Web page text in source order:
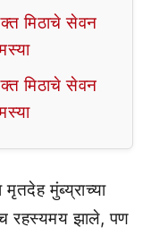
मिठाचे सेवन
मिठाचे सेवन
मुंब्य्राच्या
रहस्यमय झाले, पण